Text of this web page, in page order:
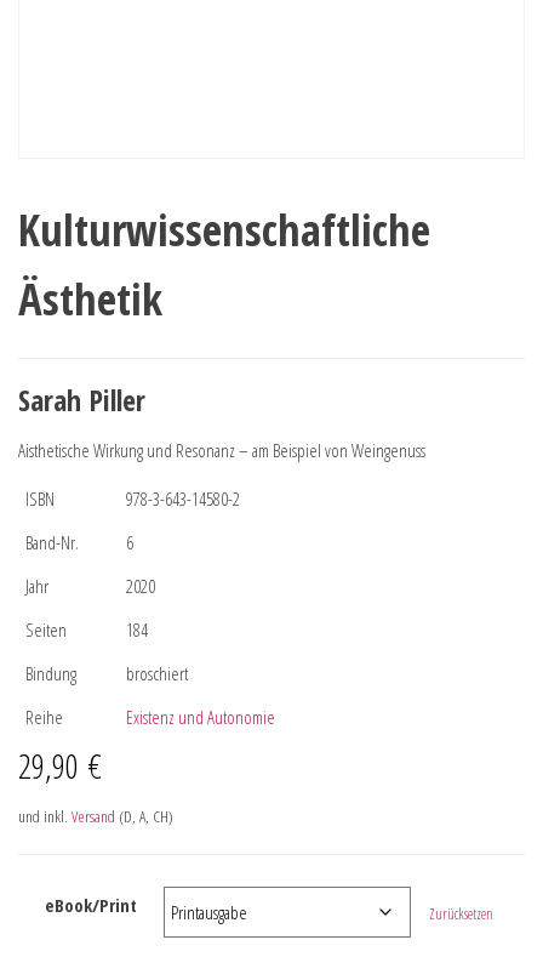
Kulturwissenschaftliche
Ästhetik
Sarah Piller
Aisthetische Wirkung und Resonanz – am Beispiel von Weingenuss
ISBN
978-3-643-14580-2
Band-Nr.
6
Jahr
2020
Seiten
184
Bindung
broschiert
Reihe
Existenz und Autonomie
29,90 €
und inkl. Versand (D, A, CH)
eBook/Print Zurücksetzen